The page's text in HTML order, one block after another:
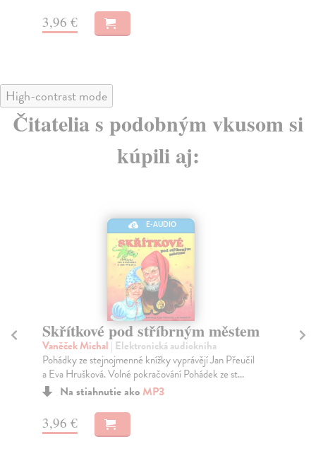
3,96 €
High-contrast mode
Čitatelia s podobným vkusom si
kúpili aj:
E-AUDIO
Skřítkové pod stříbrným městem
Vaněček Michal | Elektronická audiokniha
Pohádky ze stejnojmenné knížky vyprávějí Jan Přeučil
a Eva Hrušková. Volné pokračování Pohádek ze st...
Na stiahnutie ako MP3
3,96 €